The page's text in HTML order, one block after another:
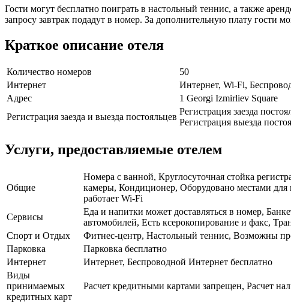
Гости могут бесплатно поиграть в настольный теннис, а также
запросу завтрак подадут в номер. За дополнительную плату гости
Краткое описание отеля
Количество номеров
50
Интернет
Интернет, Wi-Fi,
Адрес
1 Georgi Izmirliev Square
Регистрация заезда и выезда постояльцев
Регистрация заезда
Регистрация выезда
Услуги, предоставляемые отелем
Общие
Номера с ванной, Круглосуточная стойка
камеры, Кондиционер, Оборудовано местами для
работает Wi-Fi
Сервисы
Еда и напитки может доставляться в номер,
автомобилей, Есть ксерокопирование и факс,
Спорт и Отдых
Фитнес-центр, Настольный теннис, Возможны
Парковка
Парковка бесплатно
Интернет
Интернет, Беспроводной Интернет бесплатно
Виды
принимаемых
кредитных карт
Расчет кредитными картами запрещен, Расчет